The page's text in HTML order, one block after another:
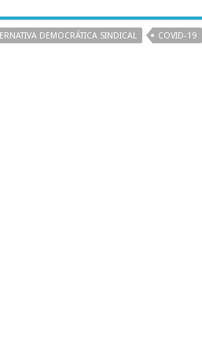
DEMOCRÁTICA SINDICAL COVID-19